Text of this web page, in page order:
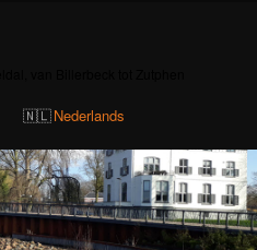
Nederlands